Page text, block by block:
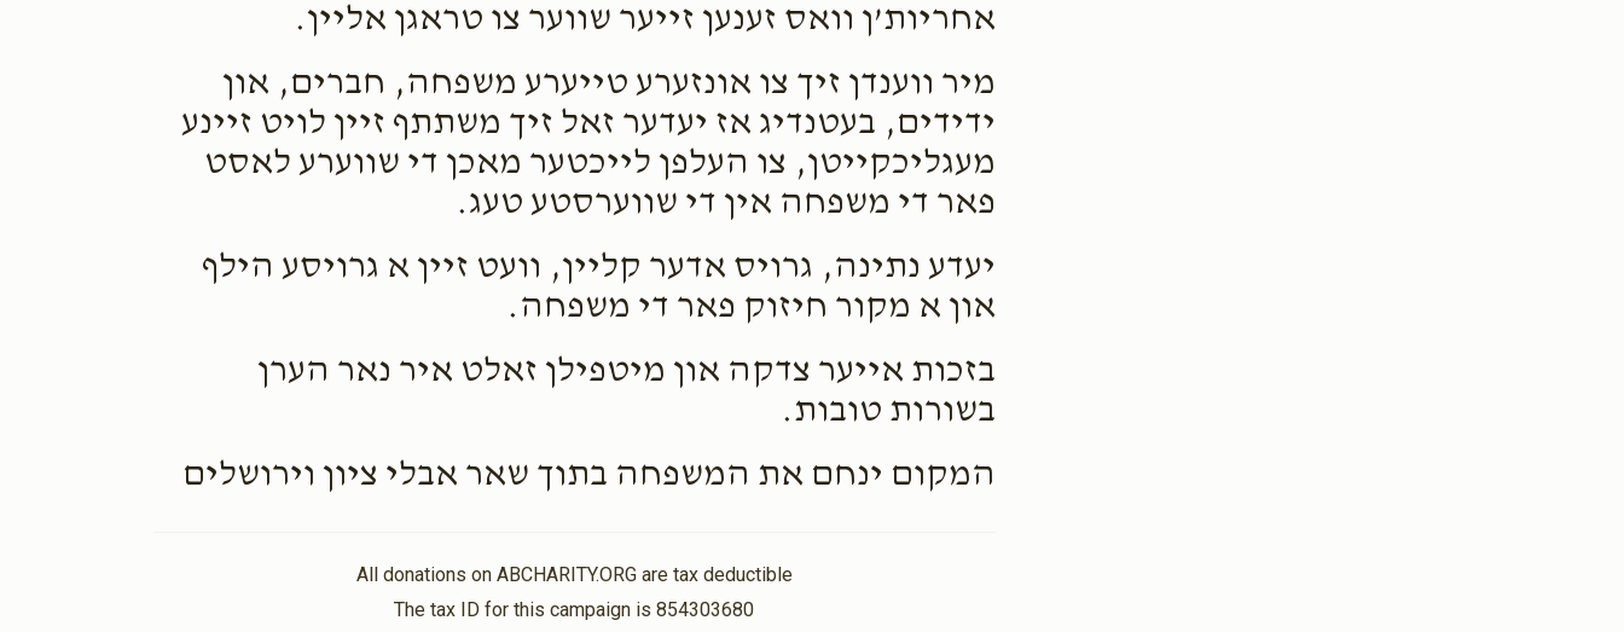
אחריות’ן וואס זענען זייער שווער צו טראגן אליין.
מיר ווענדן זיך צו אונזערע טייערע משפחה, חברים, און
ידידים, בעטנדיג אז יעדער זאל זיך משתתף זיין לויט זיינע
מעגליכקייטן, צו העלפן לייכטער מאכן די שווערע לאסט
פאר די משפחה אין די שווערסטע טעג.
יעדע נתינה, גרויס אדער קליין, וועט זיין א גרויסע הילף
און א מקור חיזוק פאר די משפחה.
בזכות אייער צדקה און מיטפילן זאלט איר נאר הערן
בשורות טובות.
המקום ינחם את המשפחה בתוך שאר אבלי ציון וירושלים
All donations on ABCHARITY.ORG are tax deductible
The tax ID for this campaign is 854303680